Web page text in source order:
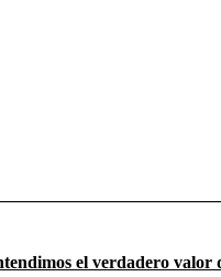
el verdadero valor